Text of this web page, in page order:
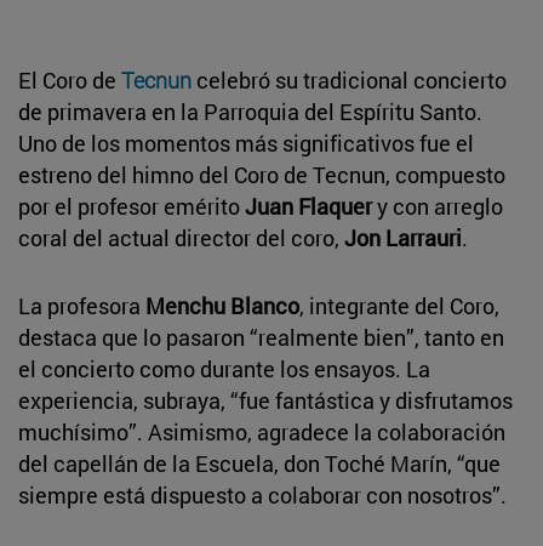
El Coro de Tecnun celebró su tradicional concierto
de primavera en la Parroquia del Espíritu Santo.
Uno de los momentos más significativos fue el
estreno del himno del Coro de Tecnun, compuesto
por el profesor eméritoJuan Flaquery con arreglo
coral del actual director del coro, Jon Larrauri.
La profesora Menchu Blanco, integrante del Coro,
destaca que lo pasaron “realmente bien”, tanto en
el concierto como durante los ensayos. La
experiencia, subraya, “fue fantástica y disfrutamos
muchísimo”. Asimismo, agradece la colaboración
del capellán de la Escuela, don Toché Marín, “que
siempre está dispuesto a colaborar con nosotros”.